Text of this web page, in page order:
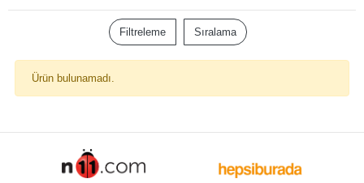
Filtreleme Sıralama
Ürün bulunamadı.